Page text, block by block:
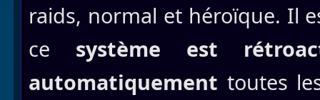
raids, normal et héroïque. Il
ce système est
automatiquement toutes